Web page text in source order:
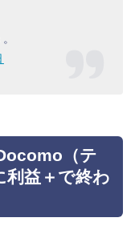
（テ
利益＋で終わ